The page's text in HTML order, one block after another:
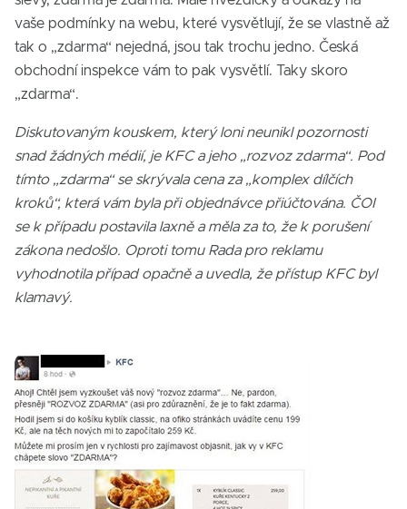
vaše podmínky na webu, které vysvětlují, že se vlastně až
tak o „zdarma“ nejedná, jsou tak trochu jedno. Česká
obchodní inspekce vám to pak vysvětlí. Taky skoro
„zdarma“.
Diskutovaným kouskem, který loni neunikl pozornosti
snad žádných médií, je KFC a jeho „rozvoz zdarma“. Pod
tímto „zdarma“ se skrývala cena za „komplex dílčích
kroků“, která vám byla při objednávce přiúčtována. ČOI
se k případu postavila laxně a měla za to, že k porušení
zákona nedošlo. Oproti tomu Rada pro reklamu
vyhodnotila případ opačně a uvedla, že přístup KFC byl
klamavý.